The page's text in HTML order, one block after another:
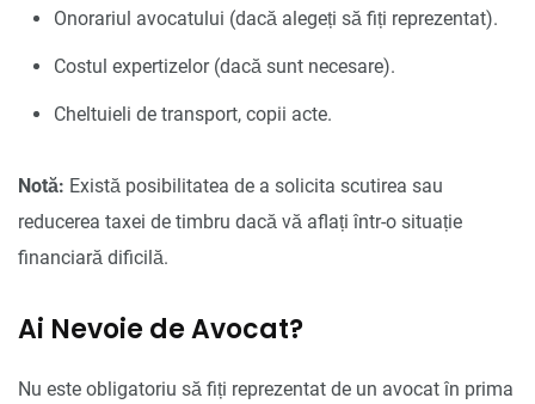
Onorariul avocatului (dacă alegeți să fiți reprezentat).
Costul expertizelor (dacă sunt necesare).
Cheltuieli de transport, copii acte.
Notă: Există posibilitatea de a solicita scutirea sau
reducerea taxei de timbru dacă vă aflați într-o situație
financiară dificilă.
Ai Nevoie de Avocat?
Nu este obligatoriu să fiți reprezentat de un avocat în prima